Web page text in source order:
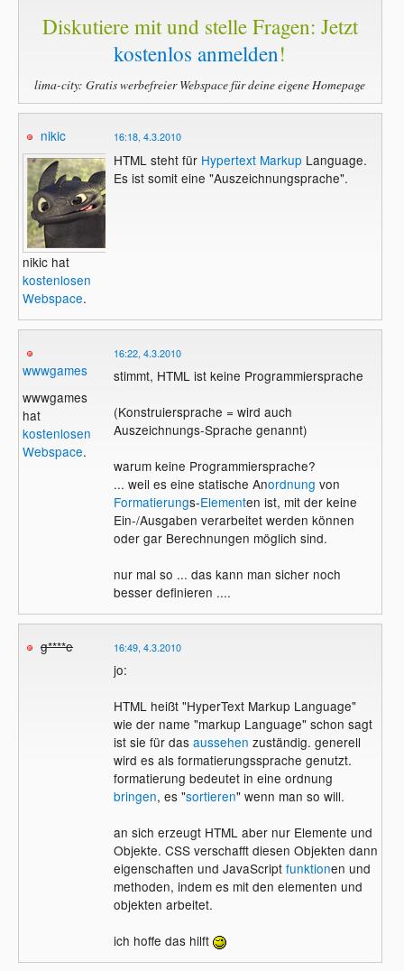
Diskutiere mit und stelle Fragen: Jetzt
kostenlos anmelden!
lima-city: Gratis werbefreier Webspace für deine eigene Homepage
nikic
nikic hat
kostenlosen
Webspace.
16:18, 4.3.2010
HTML steht für Hypertext Markup Language.
Es ist somit eine "Auszeichnungsprache".
wwwgames
wwwgames
hat
kostenlosen
Webspace.
16:22, 4.3.2010
stimmt, HTML ist keine Programmiersprache
(Konstruiersprache = wird auch
Auszeichnungs-Sprache genannt)
warum keine Programmiersprache?
... weil es eine statische Anordnung von
Formatierungs-Elementen ist, mit der keine
Ein-/Ausgaben verarbeitet werden können
oder gar Berechnungen möglich sind.
nur mal so ... das kann man sicher noch
besser definieren ....
g****e 16:49, 4.3.2010
jo:
HTML heißt "HyperText Markup Language"
wie der name "markup Language" schon sagt
ist sie für das aussehen zuständig. generell
wird es als formatierungssprache genutzt.
formatierung bedeutet in eine ordnung
bringen, es "sortieren" wenn man so will.
an sich erzeugt HTML aber nur Elemente und
Objekte. CSS verschafft diesen Objekten dann
eigenschaften und JavaScript funktionen und
methoden, indem es mit den elementen und
objekten arbeitet.
ich hoffe das hilft